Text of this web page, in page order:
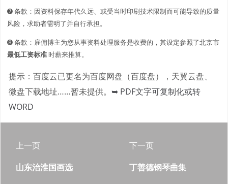
➐ 条款：因资料保存年代久远、或受当时印刷技术限制而可能导致的质量
风险，求助者需明了并自行承担。
➑ 条款：雇佣博主为您从事资料处理服务是收费的，其设定参照了北京市
最低工资标准时薪来推算。
提示：百度云已更名为百度网盘（百度盘），天翼云盘、
微盘下载地址……暂未提供。 ➥ PDF文字可复制化或转
WORD
上一页
山东治淮国画选
下一页
丁善德钢琴曲集